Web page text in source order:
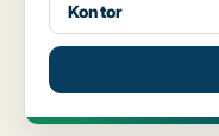
Kontor